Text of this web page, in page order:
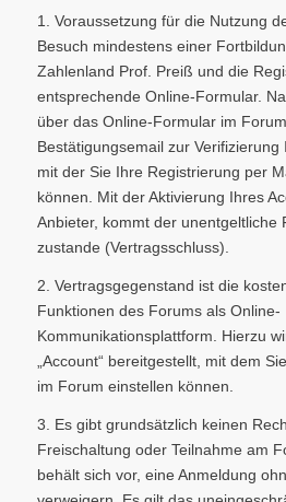
1. Voraussetzung für die Nutzung
Besuch mindestens einer
Zahlenland Prof. Preiß und die
entsprechende Online-Formular.
über das Online-Formular im
Bestätigungsemail zur
mit der Sie Ihre Registrierung per
können. Mit der Aktivierung Ihres
Anbieter, kommt der unentgeltliche
zustande (Vertragsschluss).
2. Vertragsgegenstand ist die
Funktionen des Forums als Online-
Kommunikationsplattform. Hierzu
„Account“ bereitgestellt, mit dem
im Forum einstellen können.
3. Es gibt grundsätzlich keinen
Freischaltung oder Teilnahme am
behält sich vor, eine Anmeldung